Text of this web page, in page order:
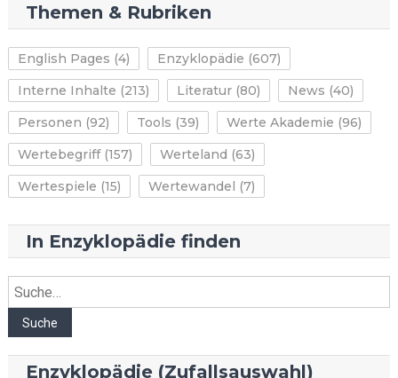
Themen & Rubriken
English Pages (4) Enzyklopädie (607)
Interne Inhalte (213) Literatur(80) News (40)
Personen (92) Tools (39) Werte Akademie (96)
Wertebegriff(157) Werteland (63)
Wertespiele (15) Wertewandel (7)
In Enzyklopädie finden
Suche
Suche
Enzyklopädie (Zufallsauswahl)